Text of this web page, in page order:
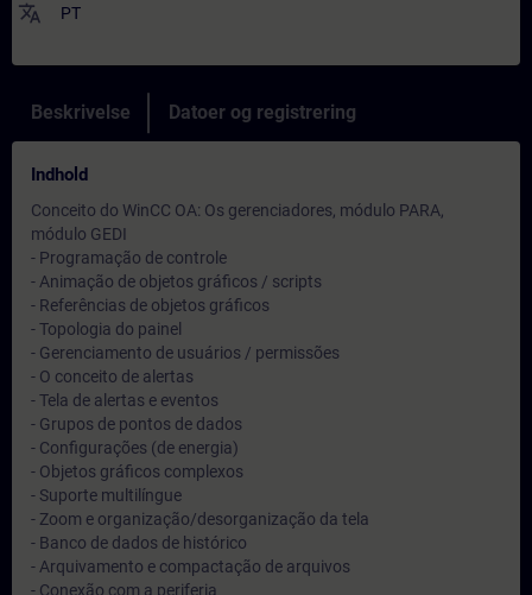
translate PT
Beskrivelse Datoer og registrering
Indhold
Conceito do WinCC OA: Os gerenciadores, módulo PARA,
módulo GEDI
- Programação de controle
- Animação de objetos gráficos / scripts
- Referências de objetos gráficos
- Topologia do painel
- Gerenciamento de usuários / permissões
- O conceito de alertas
- Tela de alertas e eventos
- Grupos de pontos de dados
- Configurações (de energia)
- Objetos gráficos complexos
- Suporte multilíngue
- Zoom e organização/desorganização da tela
- Banco de dados de histórico
- Arquivamento e compactação de arquivos
- Conexão com a periferia